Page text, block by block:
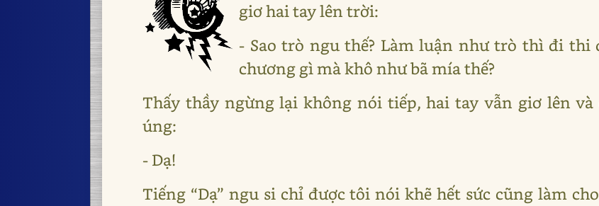
giơ hai tay lên trời:
- Sao trò ngu thế? Làm luận như trò thì đi thi
chương gì mà khô như bã mía thế?
Thấy thầy ngừng lại không nói tiếp, hai tay vẫn giơ lên
úng:
- Dạ!
Tiếng “Dạ” ngu si chỉ được tôi nói khẽ hết sức cũng làm